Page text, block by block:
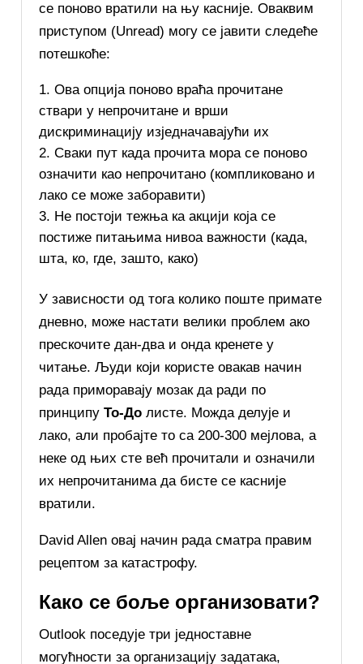
се поново вратили на њу касније. Оваквим
приступом (Unread) могу се јавити следеће
потешкоће:
Ова опција поново враћа прочитане
ствари у непрочитане и врши
дискриминацију изједначавајући их
Сваки пут када прочита мора се поново
означити као непрочитано (компликовано и
лако се може заборавити)
Не постоји тежња ка акцији која се
постиже питањима нивоа важности (када,
шта, ко, где, зашто, како)
У зависности од тога колико поште примате
дневно, може настати велики проблем ако
прескочите дан-два и онда кренете у
читање. Људи који користе овакав начин
рада приморавају мозак да ради по
принципуТо-До листе. Можда делује и
лако, али пробајте то са 200-300 мејлова, а
неке од њих сте већ прочитали и означили
их непрочитанима да бисте се касније
вратили.
David Allen овај начин рада сматра правим
рецептом за катастрофу.
Како се боље организовати?
Outlook поседује три једноставне
могућности за организацију задатака,